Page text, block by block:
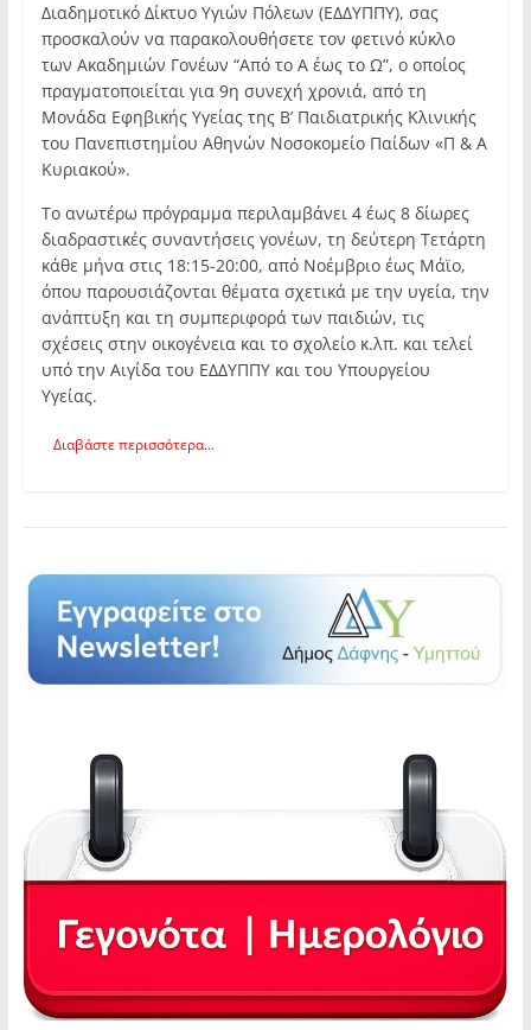
Διαδημοτικό Δίκτυο Υγιών Πόλεων (ΕΔΔΥΠΠΥ), σας
προσκαλούν να παρακολουθήσετε τον φετινό κύκλο
των Ακαδημιών Γονέων “Από το Α έως το Ω”, ο οποίος
πραγματοποιείται για 9η συνεχή χρονιά, από τη
Μονάδα Εφηβικής Υγείας της Β’ Παιδιατρικής Κλινικής
του Πανεπιστημίου Αθηνών Νοσοκομείο Παίδων «Π & Α
Κυριακού».
Το ανωτέρω πρόγραμμα περιλαμβάνει 4 έως 8 δίωρες
διαδραστικές συναντήσεις γονέων, τη δεύτερη Τετάρτη
κάθε μήνα στις 18:15-20:00, από Νοέμβριο έως Μάϊο,
όπου παρουσιάζονται θέματα σχετικά με την υγεία, την
ανάπτυξη και τη συμπεριφορά των παιδιών, τις
σχέσεις στην οικογένεια και το σχολείο κ.λπ. και τελεί
υπό την Αιγίδα του ΕΔΔΥΠΠΥ και του Υπουργείου
Υγείας.
Διαβάστε περισσότερα...